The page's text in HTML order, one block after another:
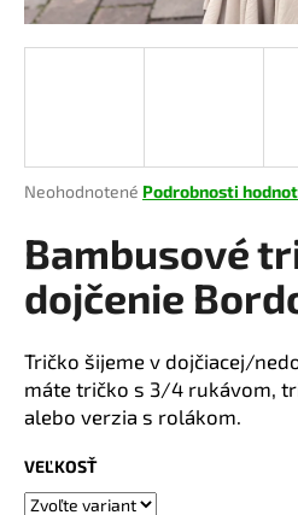
Priemerné
produktu
je
0,0
z
hviezdičiek.
Neohodnotené Podrobnosti
Bambusové
dojčenie
Tričko šijeme v dojčiacej/
máte tričko s 3/4 rukávom,
alebo verzia s rolákom.
VEĽKOSŤ
á
O
d
o
r